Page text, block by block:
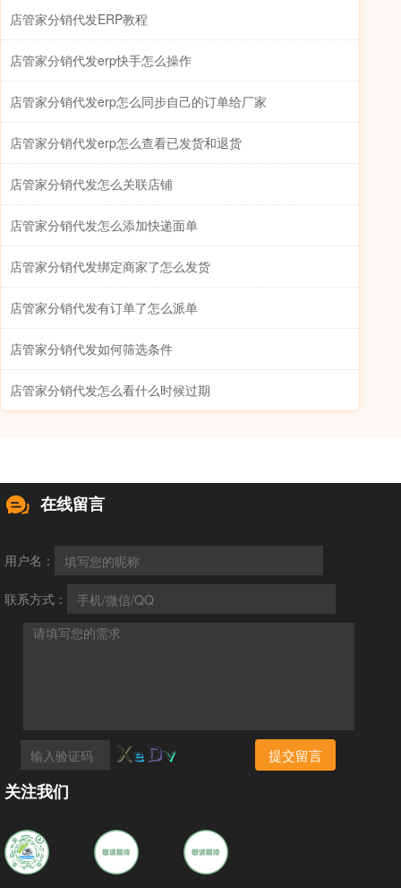
店管家分销代发ERP教程
店管家分销代发erp快手怎么操作
店管家分销代发erp怎么同步自己的订单给厂家
店管家分销代发erp怎么查看已发货和退货
店管家分销代发怎么关联店铺
店管家分销代发怎么添加快递面单
店管家分销代发绑定商家了怎么发货
店管家分销代发有订单了怎么派单
店管家分销代发如何筛选条件
店管家分销代发怎么看什么时候过期
在线留言
用户名：
联系方式：
提交留言
关注我们